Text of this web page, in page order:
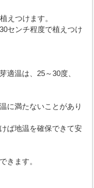
えつけます。
センチ程度で植えつけ
適温は、25～30度、
に満たないことがあり
ば地温を確保できて安
きます。